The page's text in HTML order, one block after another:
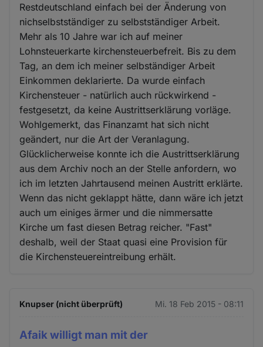
Restdeutschland einfach bei der Änderung von
nichselbstständiger zu selbstständiger Arbeit.
Mehr als 10 Jahre war ich auf meiner
Lohnsteuerkarte kirchensteuerbefreit. Bis zu dem
Tag, an dem ich meiner selbständiger Arbeit
Einkommen deklarierte. Da wurde einfach
Kirchensteuer - natürlich auch rückwirkend -
festgesetzt, da keine Austrittserklärung vorläge.
Wohlgemerkt, das Finanzamt hat sich nicht
geändert, nur die Art der Veranlagung.
Glücklicherweise konnte ich die Austrittserklärung
aus dem Archiv noch an der Stelle anfordern, wo
ich im letzten Jahrtausend meinen Austritt erklärte.
Wenn das nicht geklappt hätte, dann wäre ich jetzt
auch um einiges ärmer und die nimmersatte
Kirche um fast diesen Betrag reicher. "Fast"
deshalb, weil der Staat quasi eine Provision für
die Kirchensteuereintreibung erhält.
Knupser (nicht überprüft) Mi. 18 Feb 2015 - 08:11
Afaik willigt man mit der